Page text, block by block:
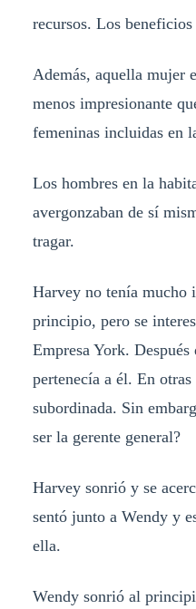
recursos. Los
Además, aquella mujer
menos impresionante
femeninas incluidas en
Los hombres en la
avergonzaban de sí
tragar.
Harvey no tenía mucho
principio, pero se
Empresa York.
pertenecía a él. En
subordinada. Sin
ser la gerente general?
Harvey sonrió y se
sentó junto a Wendy y
ella.
Wendy sonrió al